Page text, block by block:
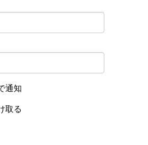
通知
取る